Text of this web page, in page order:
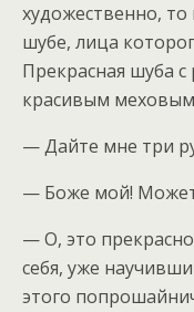
художественно, то
шубе, лица
Прекрасная шуба
красивым
— Дайте мне три
— Боже мой! Может
— О, это
себя, уже
этого